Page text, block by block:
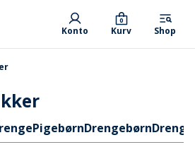
Konto Kurv
0
Shop
PigebørnDrengebørnDrenge